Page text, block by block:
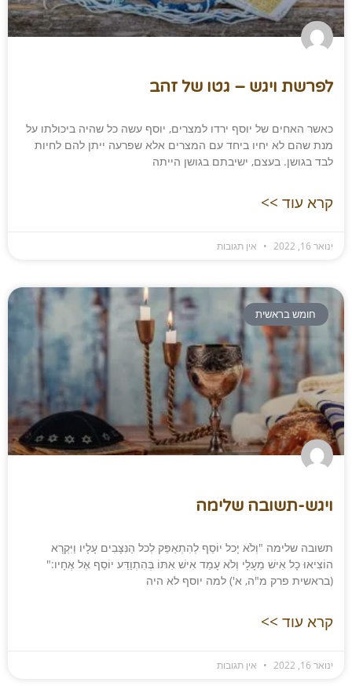
לפרשת ויגש – גטו של זהב
כאשר האחים של יוסף ירדו למצרים, יוסף עשה כל שהיה ביכולתו על
מנת שהם לא יחיו ביחד עם המצרים אלא שפרעה ייתן להם לחיות
לבד בגושן. בעצם, ישיבתם בגושן הייתה
קרא עוד >>
ינואר 16, 2022 אין תגובות
חומש בראשית
ויגש-תשובה שלימה
תשובה שלימה "וְלֹא יָכל יוֹסֵף לְהִתְאַפֵּק לְכל הַנִּצָּבִים עָלָיו וַיִּקְרָא
הוֹצִיאוּ כָל אִישׁ מֵעָלָי וְלֹא עָמַד אִישׁ אִתּוֹ בְּהִתְוַדַּע יוֹסֵף אֶל אֶחָיו:"
(בראשית פרק מ"ה, א') למה יוסף לא היה
קרא עוד >>
ינואר 16, 2022 אין תגובות